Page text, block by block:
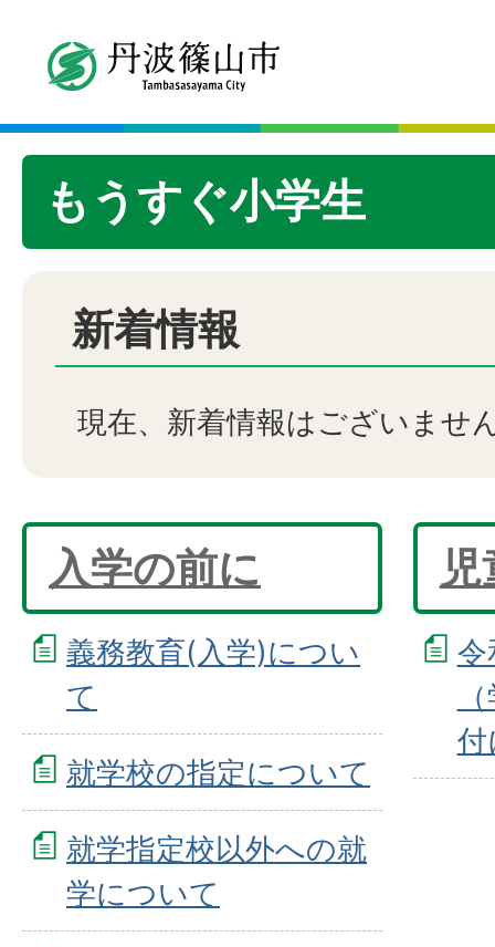
もうすぐ小学生
新着情報
現在、新着情報はございませ
入学の前に
義務教育(入学)につい
て
就学校の指定について
就学指定校以外への就
学について
令